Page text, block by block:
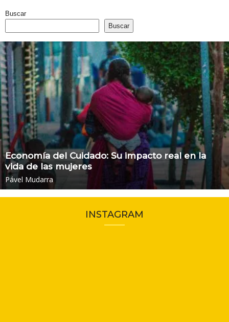
Buscar
Buscar
Economía del Cuidado: Su impacto real en la
vida de las mujeres
Pável Mudarra
INSTAGRAM